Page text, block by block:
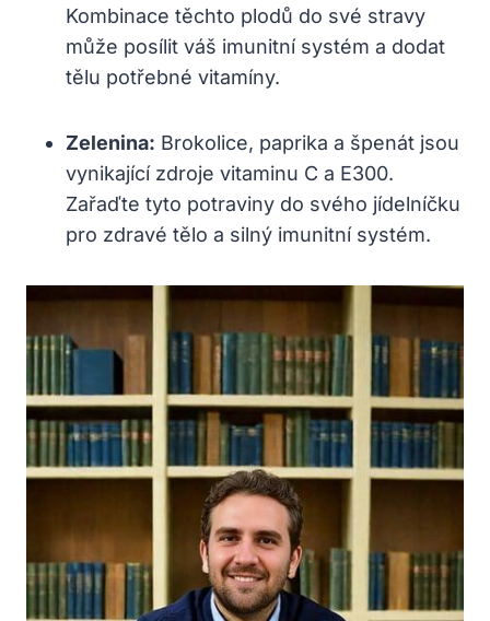
Kombinace těchto plodů do své stravy
může posílit váš imunitní systém a dodat
tělu potřebné vitamíny.
Zelenina: Brokolice, paprika a špenát jsou
vynikající zdroje vitaminu C a E300.
Zařaďte tyto potraviny do svého jídelníčku
pro zdravé tělo a silný imunitní systém.